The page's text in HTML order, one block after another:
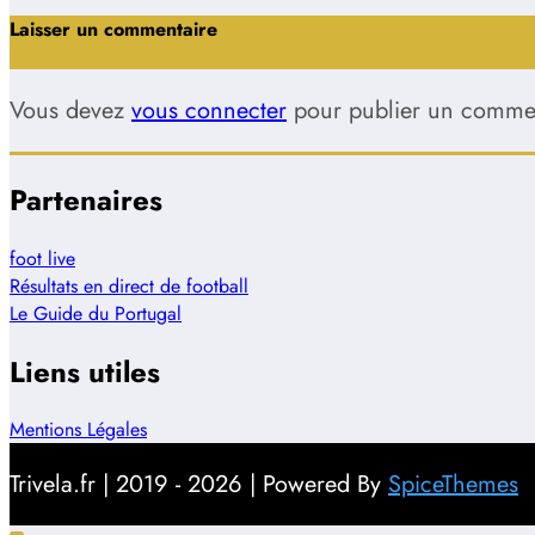
Laisser un commentaire
Vous devez vous connecter pour publier un
Partenaires
foot live
Résultats en direct de football
Le Guide du Portugal
Liens utiles
Mentions Légales
Trivela.fr | 2019 - 2026 | Powered By SpiceThemes